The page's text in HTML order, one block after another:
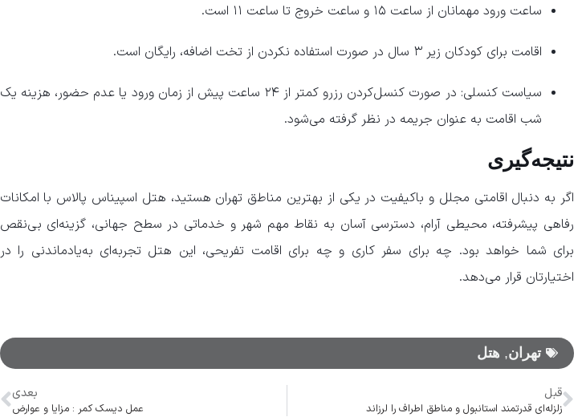
ساعت ورود مهمانان از ساعت ۱۵ و ساعت خروج تا ساعت ۱۱ است.
اقامت برای کودکان زیر ۳ سال در صورت استفاده نکردن از تخت اضافه، رایگان است.
سیاست کنسلی: در صورت کنسل‌کردن رزرو کمتر از ۲۴ ساعت پیش از زمان ورود یا عدم حضور، هزینه یک
شب اقامت به عنوان جریمه در نظر گرفته می‌شود.
​نتیجه‌گیری
اگر به دنبال اقامتی مجلل و باکیفیت در یکی از بهترین مناطق تهران هستید، هتل اسپیناس پالاس با امکانات
رفاهی پیشرفته، محیطی آرام، دسترسی آسان به نقاط مهم شهر و خدماتی در سطح جهانی، گزینه‌ای بی‌نقص
برای شما خواهد بود. چه برای سفر کاری و چه برای اقامت تفریحی، این هتل تجربه‌ای به‌یادماندنی را در
اختیارتان قرار می‌دهد.
تهران, هتل
قبل
زلزله‌ای قدرتمند استانبول و مناطق اطراف را لرزاند
بعدی
عمل دیسک کمر : مزایا و عوارض